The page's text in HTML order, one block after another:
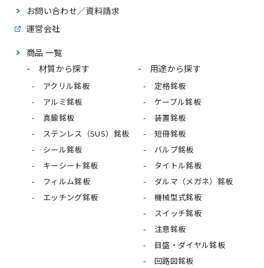
お問い合わせ／資料請求
運営会社
商品 一覧
材質から探す
アクリル銘板
アルミ銘板
真鍮銘板
ステンレス（SUS）銘板
シール銘板
キーシート銘板
フィルム銘板
エッチング銘板
用途から探す
定格銘板
ケーブル銘板
装置銘板
短冊銘板
バルブ銘板
タイトル銘板
ダルマ（メガネ）銘板
機械型式銘板
スイッチ銘板
注意銘板
目盛・ダイヤル銘板
回路図銘板